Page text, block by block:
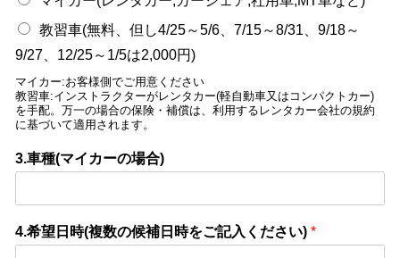
教習車(無料、但し4/25～5/6、7/15～8/31、9/18～
9/27、12/25～1/5は2,000円)
マイカー:お客様側でご用意ください
教習車:インストラクターがレンタカー(軽自動車又はコンパクトカー)
を手配。万一の場合の保険・補償は、利用するレンタカー会社の規約
に基づいて適用されます。
3.車種(マイカーの場合)
4.希望日時(複数の候補日時をご記入ください) *